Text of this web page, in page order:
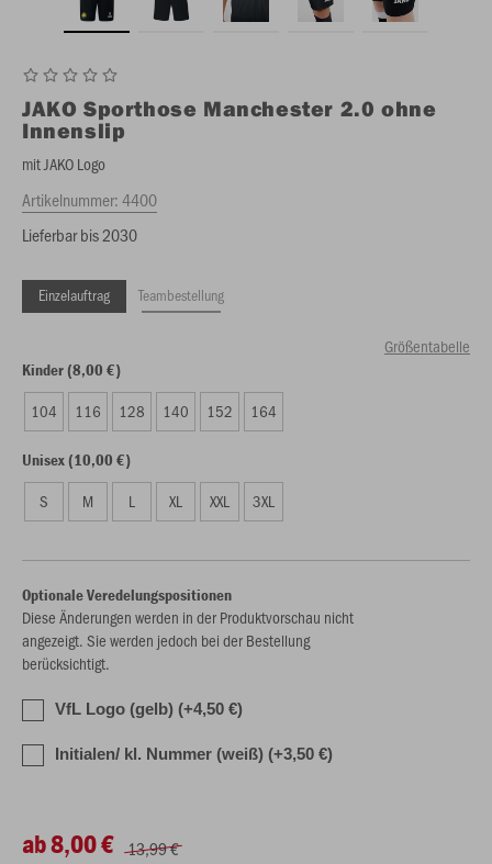
JAKO Sporthose Manchester 2.0 ohne
Innenslip
mit JAKO Logo
Artikelnummer:4400
Lieferbar bis 2030
Einzelauftrag Teambestellung
Größentabelle
Kinder (8,00 €)
104 116 128 140 152 164
Unisex (10,00 €)
S M L XL XXL 3XL
Optionale Veredelungspositionen
Diese Änderungen werden in der Produktvorschau nicht
angezeigt. Sie werden jedoch bei der Bestellung
berücksichtigt.
VfL Logo (gelb) (+4,50 €)
Initialen/ kl. Nummer (weiß) (+3,50 €)
ab 8,00 € 13,99 €